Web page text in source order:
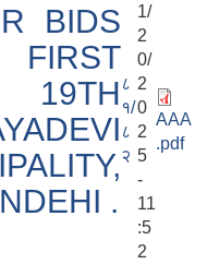
BIDS
19TH
.
८
१/
८
२
1/
2
0/
2
0
2
5
-
11
:5
2
AAA
.pdf